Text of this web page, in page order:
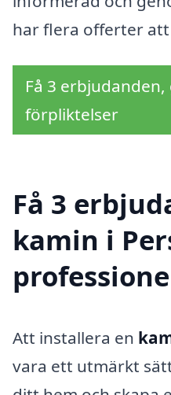
har flera offerter
Få 3
förpliktelser
Få 3
kamin i
Att installera en
vara ett utmärkt